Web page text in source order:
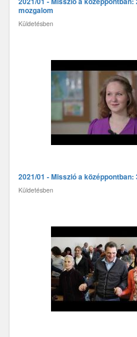
mozgalom
Küldetésben
2021/01 - Misszió a
Küldetésben